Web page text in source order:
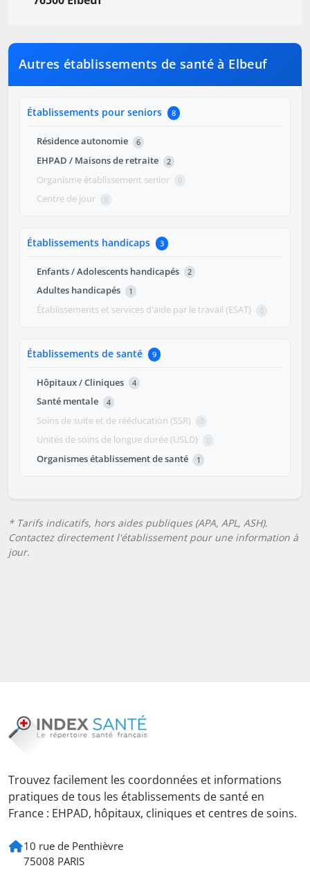
Autres établissements de santé à Elbeuf
Établissements pour seniors 8
Résidence autonomie 6
EHPAD / Maisons de retraite 2
Organisme établissement senior 0
Centre de jour 0
Établissements handicaps 3
Enfants / Adolescents handicapés 2
Adultes handicapés 1
Établissements et services d'aide par le travail (ESAT) 0
Établissements de santé 9
Hôpitaux / Cliniques 4
Santé mentale 4
Soins de suite et de rééducation (SSR) 0
Unités de soins de longue durée (USLD) 0
Organismes établissement de santé 1
* Tarifs indicatifs, hors aides publiques (APA, APL, ASH).
Contactez directement l'établissement pour une information à
jour.
Trouvez facilement les coordonnées et informations
pratiques de tous les établissements de santé en
France : EHPAD, hôpitaux, cliniques et centres de soins.
10 rue de Penthièvre
75008 PARIS